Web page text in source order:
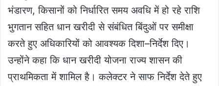
भंडारण, किसानों को निर्धारित समय अवधि में हो रहे राशि
भुगतान सहित धान खरीदी से संबंधित बिंदुओं पर समीक्षा
करते हुए अधिकारियों को आवश्यक दिशा–निर्देश दिए।
उन्होंने कहा कि धान खरीदी योजना राज्य शासन की
प्राथमिकता में शामिल है। कलेक्टर ने साफ निर्देश देते हुए